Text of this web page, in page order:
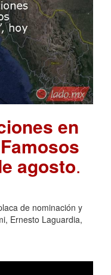
en
agosto.
de nominación y
Ernesto Laguardia,